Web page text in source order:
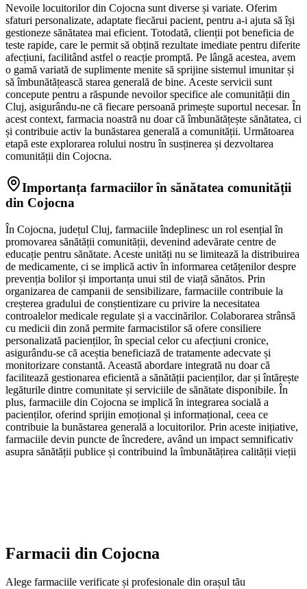
Nevoile locuitorilor din Cojocna sunt diverse și variate. Oferim
sfaturi personalizate, adaptate fiecărui pacient, pentru a-i ajuta să își
gestioneze sănătatea mai eficient. Totodată, clienții pot beneficia de
teste rapide, care le permit să obțină rezultate imediate pentru diferite
afecțiuni, facilitând astfel o reacție promptă. Pe lângă acestea, avem
o gamă variată de suplimente menite să sprijine sistemul imunitar și
să îmbunătățească starea generală de bine. Aceste servicii sunt
concepute pentru a răspunde nevoilor specifice ale comunității din
Cluj, asigurându-ne că fiecare persoană primește suportul necesar. În
acest context, farmacia noastră nu doar că îmbunătățește sănătatea, ci
și contribuie activ la bunăstarea generală a comunității. Următoarea
etapă este explorarea rolului nostru în susținerea și dezvoltarea
comunității din Cojocna.
Importanța farmaciilor în sănătatea comunității
din Cojocna
În Cojocna, județul Cluj, farmaciile îndeplinesc un rol esențial în
promovarea sănătății comunității, devenind adevărate centre de
educație pentru sănătate. Aceste unități nu se limitează la distribuirea
de medicamente, ci se implică activ în informarea cetățenilor despre
prevenția bolilor și importanța unui stil de viață sănătos. Prin
organizarea de campanii de sensibilizare, farmaciile contribuie la
creșterea gradului de conștientizare cu privire la necesitatea
controalelor medicale regulate și a vaccinărilor. Colaborarea strânsă
cu medicii din zonă permite farmacistilor să ofere consiliere
personalizată pacienților, în special celor cu afecțiuni cronice,
asigurându-se că aceștia beneficiază de tratamente adecvate și
monitorizare constantă. Această abordare integrată nu doar că
facilitează gestionarea eficientă a sănătății pacienților, dar și întărește
legăturile dintre comunitate și serviciile de sănătate disponibile. În
plus, farmaciile din Cojocna se implică în integrarea socială a
pacienților, oferind sprijin emoțional și informațional, ceea ce
contribuie la bunăstarea generală a locuitorilor. Prin aceste inițiative,
farmaciile devin puncte de încredere, având un impact semnificativ
asupra sănătății publice și contribuind la îmbunătățirea calității vieții
Farmacii din Cojocna
Alege farmaciile verificate și profesionale din orașul tău